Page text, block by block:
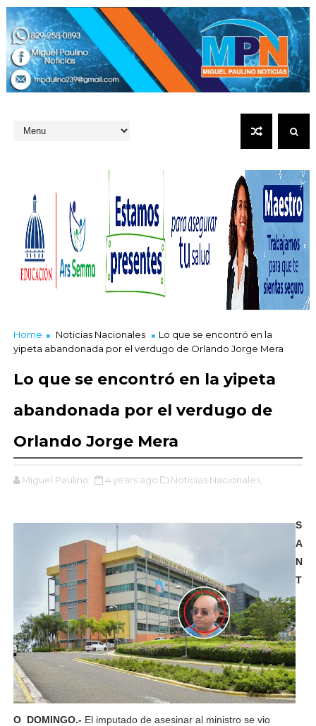
Home Noticias Nacionales
Lo que se encontró en la
yipeta abandonada por el verdugo de Orlando Jorge Mera
Lo que se encontró en la yipeta
abandonada por el verdugo de
Orlando Jorge Mera
Miguel Paulino 4 years ago Noticias Nacionales,
S
A
N
T
O DOMINGO.- El imputado de asesinar al ministro se vio